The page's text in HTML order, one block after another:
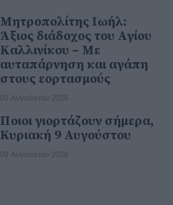
Μητροπολίτης Ιωήλ:
Άξιος διάδοχος του Αγίου
Καλλινίκου – Με
αυταπάρνηση και αγάπη
στους εορτασμούς
09 Αυγούστου 2026
Ποιοι γιορτάζουν σήμερα,
Κυριακή 9 Αυγούστου
09 Αυγούστου 2026